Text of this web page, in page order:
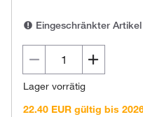
Eingeschränkter Artikel
Lager vorrätig
22.40 EUR gültig bis